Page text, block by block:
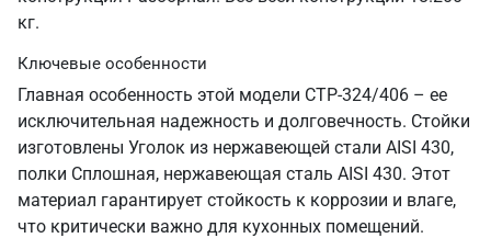
кг.
Ключевые особенности
Главная особенность этой модели СТР-324/406 – ее
исключительная надежность и долговечность. Стойки
изготовлены Уголок из нержавеющей стали AISI 430,
полки Сплошная, нержавеющая сталь AISI 430. Этот
материал гарантирует стойкость к коррозии и влаге,
что критически важно для кухонных помещений.